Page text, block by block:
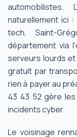
automobilistes.
naturellement ici
tech, Saint-
département via
serveurs lourds
gratuit par
rien à payer au
43 43 52 gère
incidents cyber.
Le voisinage